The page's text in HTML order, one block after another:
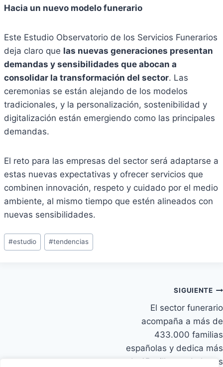
Hacia un nuevo modelo funerario
Este Estudio Observatorio de los Servicios Funerarios
deja claro que las nuevas generaciones presentan
demandas y sensibilidades que abocan a
consolidar la transformación del sector. Las
ceremonias se están alejando de los modelos
tradicionales, y la personalización, sostenibilidad y
digitalización están emergiendo como las principales
demandas.
El reto para las empresas del sector será adaptarse a
estas nuevas expectativas y ofrecer servicios que
combinen innovación, respeto y cuidado por el medio
ambiente, al mismo tiempo que estén alineados con
nuevas sensibilidades.
Etiquetas
de
#estudio #tendencias
SIGUIENTE
El sector funerario
acompaña a más de
433.000 familias
españolas y dedica más
de 15 millones de horas